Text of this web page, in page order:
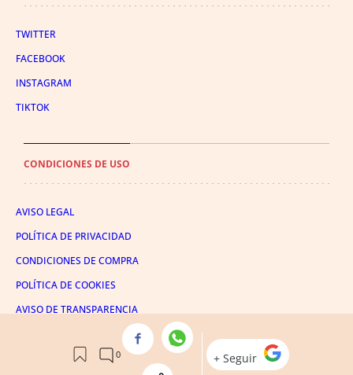
TWITTER
FACEBOOK
INSTAGRAM
TIKTOK
CONDICIONES DE USO
AVISO LEGAL
POLÍTICA DE PRIVACIDAD
CONDICIONES DE COMPRA
POLÍTICA DE COOKIES
AVISO DE TRANSPARENCIA
ADMINISTRACIÓN UTIQ